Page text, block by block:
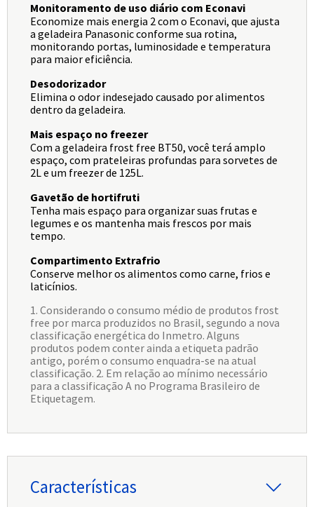
Monitoramento de uso diário com Econavi
Economize mais energia 2 com o Econavi, que ajusta
a geladeira Panasonic conforme sua rotina,
monitorando portas, luminosidade e temperatura
para maior eficiência.
Desodorizador
Elimina o odor indesejado causado por alimentos
dentro da geladeira.
Mais espaço no freezer
Com a geladeira frost free BT50, você terá amplo
espaço, com prateleiras profundas para sorvetes de
2L e um freezer de 125L.
Gavetão de hortifruti
Tenha mais espaço para organizar suas frutas e
legumes e os mantenha mais frescos por mais
tempo.
Compartimento Extrafrio
Conserve melhor os alimentos como carne, frios e
laticínios.
1. Considerando o consumo médio de produtos frost
free por marca produzidos no Brasil, segundo a nova
classificação energética do Inmetro. Alguns
produtos podem conter ainda a etiqueta padrão
antigo, porém o consumo enquadra-se na atual
classificação. 2. Em relação ao mínimo necessário
para a classificação A no Programa Brasileiro de
Etiquetagem.
Características